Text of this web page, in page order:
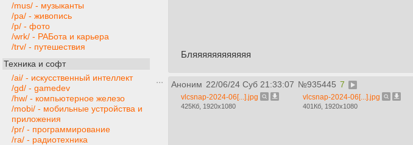
/mus/ - музыканты
/pa/ - живопись
/p/ - фото
/wrk/ - РАБота и карьера
/trv/ - путешествия
Техника и софт
/ai/ - искусственный интеллект
/gd/ - gamedev
/hw/ - компьютерное железо
/mobi/ - мобильные устройства и
приложения
/pr/ - программирование
/ra/ - радиотехника
Бляяяяяяяяяяяя
Аноним 22/06/24 Суб 21:33:07 №935445 7
vlcsnap-2024-06[...].jpg
425Кб, 1920x1080
vlcsnap-2024-06[...].jpg
401Кб, 1920x1080